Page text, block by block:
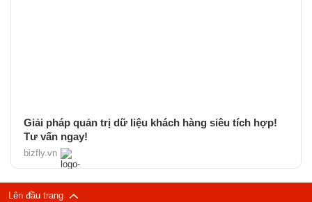
Giải pháp quản trị dữ liệu khách hàng siêu tích hợp!
Tư vấn ngay!
bizfly.vn
Lên đầu trang